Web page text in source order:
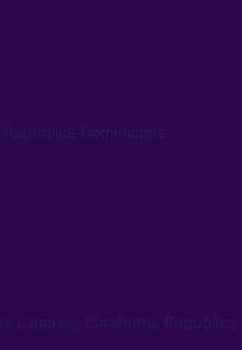
Dominicana.
Lagares, Barahona, República